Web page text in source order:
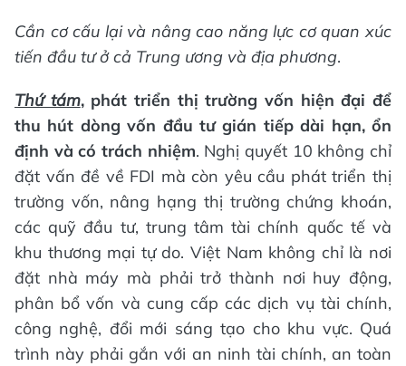
Cần cơ cấu lại và nâng cao năng lực cơ quan xúc
tiến đầu tư ở cả Trung ương và địa phương.
Thứ tám, phát triển thị trường vốn hiện đại để
thu hút dòng vốn đầu tư gián tiếp dài hạn, ổn
định và có trách nhiệm. Nghị quyết 10 không chỉ
đặt vấn đề về FDI mà còn yêu cầu phát triển thị
trường vốn, nâng hạng thị trường chứng khoán,
các quỹ đầu tư, trung tâm tài chính quốc tế và
khu thương mại tự do. Việt Nam không chỉ là nơi
đặt nhà máy mà phải trở thành nơi huy động,
phân bổ vốn và cung cấp các dịch vụ tài chính,
công nghệ, đổi mới sáng tạo cho khu vực. Quá
trình này phải gắn với an ninh tài chính, an toàn